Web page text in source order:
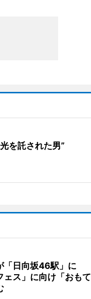
を託された男”
「日向坂46駅」に
ェス」に向け「おもて